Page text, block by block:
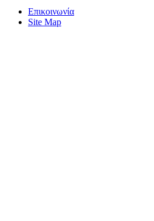
Επικοινωνία
Site Map